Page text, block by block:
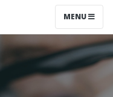
MENU